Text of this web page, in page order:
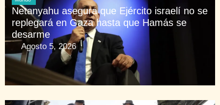
Netanyahu asegura que Ejército israelí no se
replegará en Gaza hasta que Hamás se
desarme
Agosto 5, 2026